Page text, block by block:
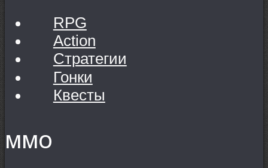
RPG
Action
Стратегии
Гонки
Квесты
MMO